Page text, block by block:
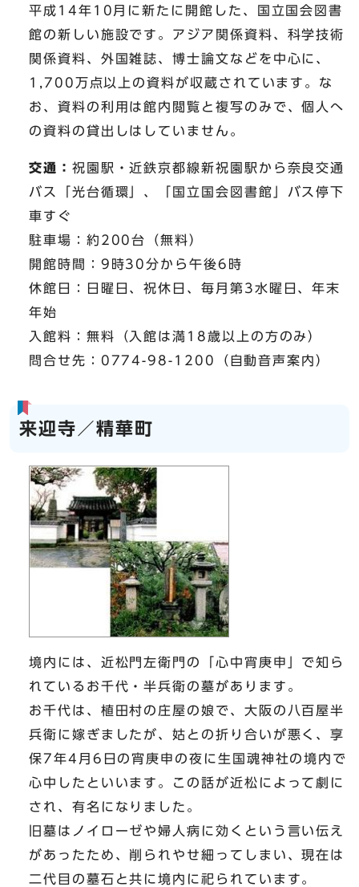
平成14年10月に新たに開館した、国立国会図書
館の新しい施設です。アジア関係資料、科学技術
関係資料、外国雑誌、博士論文などを中心に、
1,700万点以上の資料が収蔵されています。な
お、資料の利用は館内閲覧と複写のみで、個人へ
の資料の貸出しはしていません。
交通： 祝園駅・近鉄京都線新祝園駅から奈良交通
バス「光台循環」、「国立国会図書館」バス停下
車すぐ
駐車場：約200台（無料）
開館時間：9時30分から午後6時
休館日：日曜日、祝休日、毎月第3水曜日、年末
年始
入館料：無料（入館は満18歳以上の方のみ）
問合せ先：0774-98-1200（自動音声案内）
来迎寺／精華町
境内には、近松門左衛門の「心中宵庚申」で知ら
れているお千代・半兵衛の墓があります。
お千代は、植田村の庄屋の娘で、大阪の八百屋半
兵衛に嫁ぎましたが、姑との折り合いが悪く、享
保7年4月6日の宵庚申の夜に生国魂神社の境内で
心中したといいます。この話が近松によって劇に
され、有名になりました。
旧墓はノイローゼや婦人病に効くという言い伝え
があったため、削られやせ細ってしまい、現在は
二代目の墓石と共に境内に祀られています。